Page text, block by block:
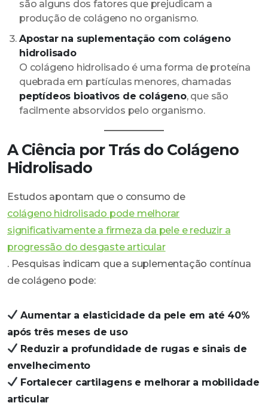
são alguns dos fatores que prejudicam a
produção de colágeno no organismo.
Apostar na suplementação com colágeno
hidrolisado
O colágeno hidrolisado é uma forma de proteína
quebrada em partículas menores, chamadas
peptídeos bioativos de colágeno, que são
facilmente absorvidos pelo organismo.
A Ciência por Trás do Colágeno
Hidrolisado
Estudos apontam que o consumo de
colágeno hidrolisado pode melhorar
significativamente a firmeza da pele e reduzir a
progressão do desgaste articular
. Pesquisas indicam que a suplementação contínua
de colágeno pode:
Aumentar a elasticidade da pele em até 40%
após três meses de uso
Reduzir a profundidade de rugas e sinais de
envelhecimento
Fortalecer cartilagens e melhorar a mobilidade
articular